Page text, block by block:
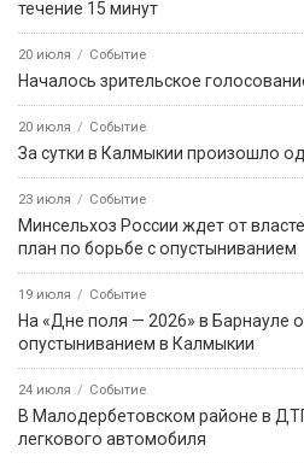
Решение о запрете вейпов — за
9 августа, 13:24 Событие
9 августа, 18:50 Событие
растительности
События недели
5 августа Событие
Звание «Почётный журналист
регионе по инициативе Михаила
8 августа Событие
На месте ДТП в Калмыкии